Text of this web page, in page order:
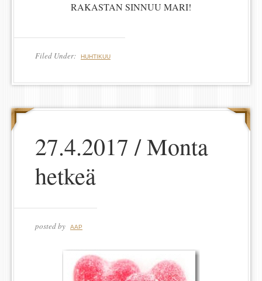
RAKASTAN SINNUU MARI!
Filed Under: HUHTIKUU
27.4.2017 / Monta
hetkeä
posted by AAP